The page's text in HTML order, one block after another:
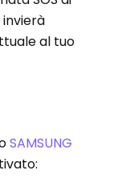
al tuo
SAMSUNG